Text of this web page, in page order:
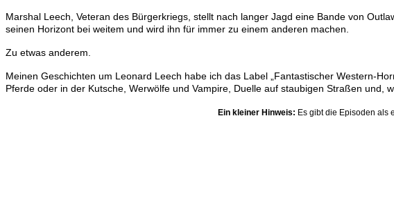
Marshal Leech, Veteran des Bürgerkriegs, stellt nach langer Jagd eine Bande von
seinen Horizont bei weitem und wird ihn für immer zu einem anderen machen.
Zu etwas anderem.
Meinen Geschichten um Leonard Leech habe ich das Label „Fantastischer Western-
Pferde oder in der Kutsche, Werwölfe und Vampire, Duelle auf staubigen Straßen
Ein kleiner Hinweis: Es gibt die Episoden als